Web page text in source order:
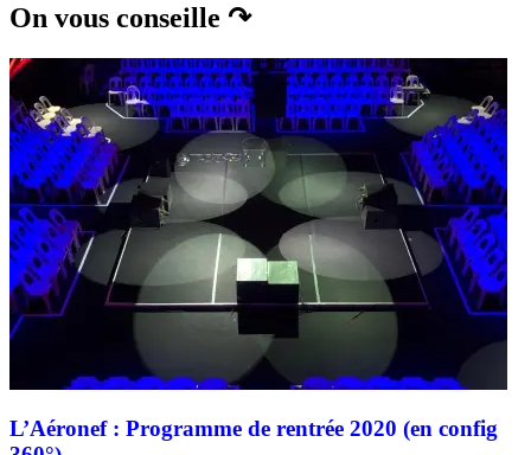
On vous conseille ↷
L’Aéronef : Programme de rentrée 2020 (en config